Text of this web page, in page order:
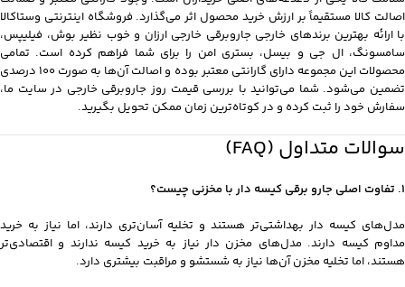
اصالت کالا مستقیماً بر ارزش خرید محصول اثر می‌گذارد. فروشگاه اینترنتی وستاکالا
با ارائه بهترین برندهای خارجی جاروبرقی خارجی ارزان و خوب نظیر بوش، فیلیپس،
سامسونگ، ال جی و بیسل، بستری امن را برای شما فراهم کرده است. تمامی
محصولات این مجموعه دارای گارانتی معتبر بوده و اصالت آن‌ها به صورت ۱۰۰ درصدی
تضمین می‌شود. شما می‌توانید با بررسی قیمت روز جاروبرقی خارجی در سایت ما،
سفارش خود را ثبت کرده و در کوتاه‌ترین زمان ممکن تحویل بگیرید.
سوالات متداول (FAQ)
۱. تفاوت اصلی جارو برقی کیسه دار با مخزنی چیست؟
مدل‌های کیسه دار بهداشتی‌تر هستند و تخلیه آسان‌تری دارند، اما نیاز به خرید
مداوم کیسه دارند. مدل‌های مخزن دار نیاز به خرید کیسه ندارند و اقتصادی‌تر
هستند، اما تخلیه مخزن آن‌ها نیاز به شستشو و مراقبت بیشتری دارد.